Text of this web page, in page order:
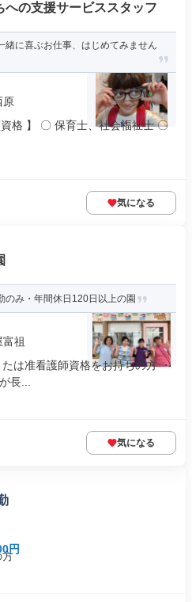
の支援サービススタッフ
緒に喜ぶお仕事、はじめてみません
原
格 】 〇 保育士、社会福祉士 〇
気になる
み・年間休日120日以上の園
祖
は准看護師資格をお持ちの方 ・
長...
気になる
円
方